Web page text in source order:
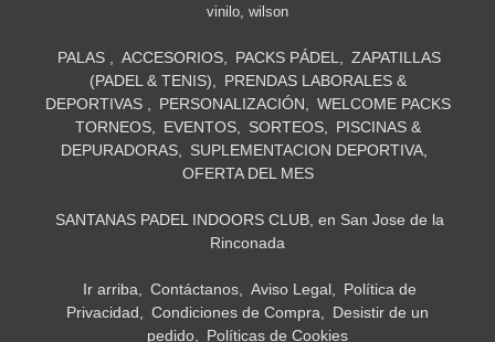
vinilo wilson
PALAS ACCESORIOS PACKS PÁDEL
ZAPATILLAS
(PADEL & TENIS)
PRENDAS LABORALES &
DEPORTIVAS
PERSONALIZACIÓN
WELCOME PACKS
TORNEOS
EVENTOS SORTEOS
PISCINAS &
DEPURADORAS
SUPLEMENTACION DEPORTIVA
OFERTA DEL MES
SANTANAS PADEL INDOORS CLUB, en San Jose de la
Rinconada
Ir arriba Contáctanos Aviso Legal
Política de
Privacidad
Condiciones de Compra
Desistir de un
pedido
Políticas de Cookies